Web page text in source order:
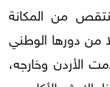
من المكانة
من دورها الوطني
الأردن وخارجه،